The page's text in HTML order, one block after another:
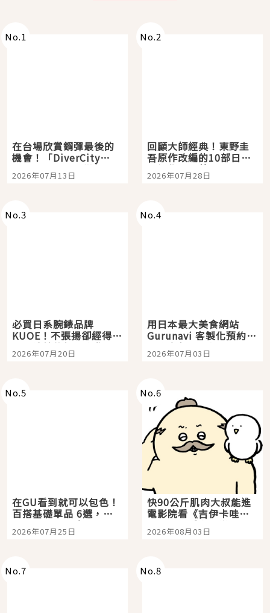
No.1
在台場欣賞鋼彈最後的
機會！「DiverCity
Tokyo Plaza」搭船、
購物、美食及夜景，一
2026年07月13日
No.2
回顧大師經典！東野圭
吾原作改編的10部日本
影視作品推薦
2026年07月28日
No.3
必買日系腕錶品牌
KUOE！不張揚卻經得起
時間洗鍊的經典之作五
選
2026年07月20日
No.4
用日本最大美食網站
Gurunavi 客製化預約九
大都市餐廳，打造專屬
美食體驗！
2026年07月03日
No.5
在GU看到就可以包色！
百搭基礎單品 6選，閉
眼全收也不心疼
2026年07月25日
No.6
快90公斤肌肉大叔能進
電影院看《吉伊卡哇》
嗎？日本重金屬樂團
「打首」會長與nagano
2026年08月03日
No.7 No.8